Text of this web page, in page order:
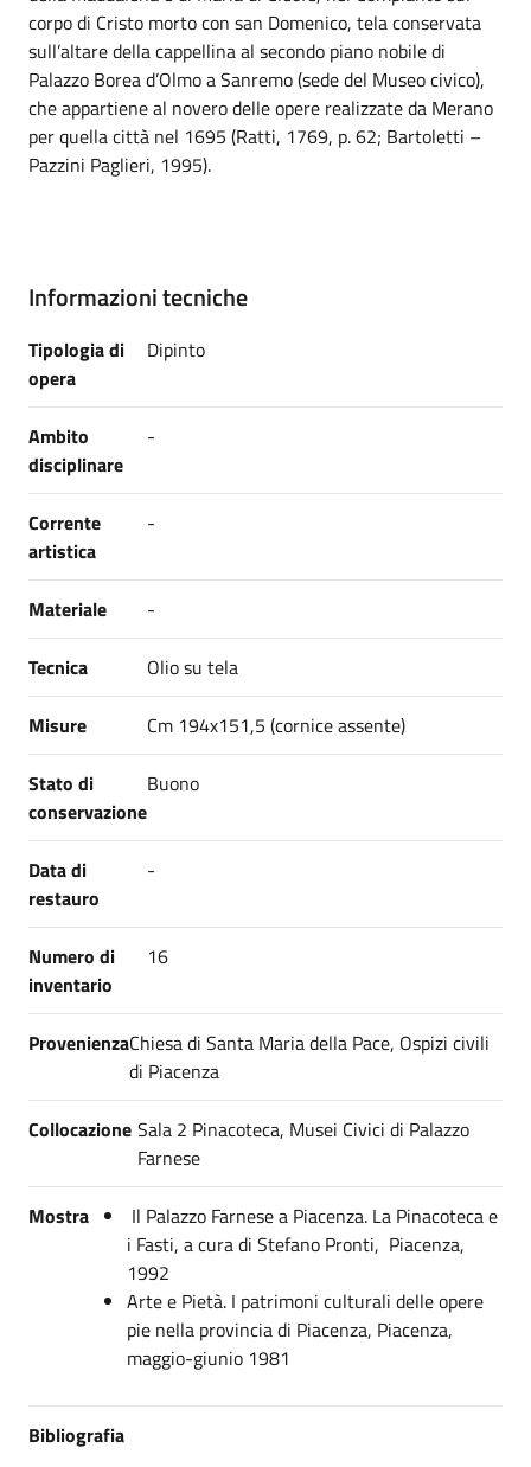
corpo di Cristo morto con san Domenico, tela conservata
sull’altare della cappellina al secondo piano nobile di
Palazzo Borea d’Olmo a Sanremo (sede del Museo civico),
che appartiene al novero delle opere realizzate da Merano
per quella città nel 1695 (Ratti, 1769, p. 62; Bartoletti –
Pazzini Paglieri, 1995).
Informazioni tecniche
Tipologia di
opera
Dipinto
Ambito
disciplinare
-
Corrente
artistica
-
Materiale -
Tecnica Olio su tela
Misure Cm 194x151,5 (cornice assente)
Stato di
conservazione
Buono
Data di
restauro
-
Numero di
inventario
16
ProvenienzaChiesa di Santa Maria della Pace, Ospizi civili
di Piacenza
Collocazione Sala 2 Pinacoteca, Musei Civici di Palazzo
Farnese
Mostra
Il Palazzo Farnese a Piacenza. La Pinacoteca e
i Fasti, a cura di Stefano Pronti, Piacenza,
1992
Arte e Pietà. I patrimoni culturali delle opere
pie nella provincia di Piacenza, Piacenza,
maggio-giunio 1981
Bibliografia